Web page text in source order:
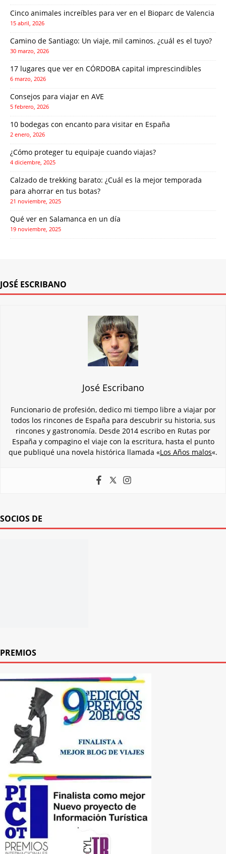
Cinco animales increíbles para ver en el Bioparc de Valencia
15 abril, 2026
Camino de Santiago: Un viaje, mil caminos. ¿cuál es el tuyo?
30 marzo, 2026
17 lugares que ver en CÓRDOBA capital imprescindibles
6 marzo, 2026
Consejos para viajar en AVE
5 febrero, 2026
10 bodegas con encanto para visitar en España
2 enero, 2026
¿Cómo proteger tu equipaje cuando viajas?
4 diciembre, 2025
Calzado de trekking barato: ¿Cuál es la mejor temporada
para ahorrar en tus botas?
21 noviembre, 2025
Qué ver en Salamanca en un día
19 noviembre, 2025
JOSÉ ESCRIBANO
José Escribano
Funcionario de profesión, dedico mi tiempo libre a viajar por
todos los rincones de España para descubrir su historia, sus
rincones y gastronomía. Desde 2014 escribo en Rutas por
España y compagino el viaje con la escritura, hasta el punto
que publiqué una novela histórica llamada «Los Años malos«.
SOCIOS DE
PREMIOS